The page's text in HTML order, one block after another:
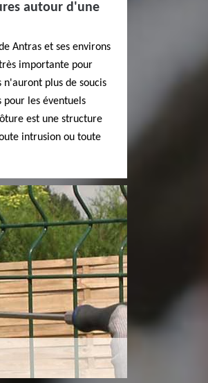
autour d'une
Antras et ses environs
importante pour
plus de soucis
pour les éventuels
est une structure
intrusion ou toute